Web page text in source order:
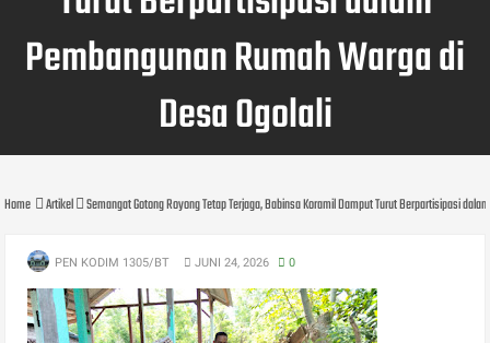
Pembangunan Rumah Warga di
Desa Ogolali
Home Artikel Semangat Gotong Royong Tetap Terjaga, Babinsa Koramil Damput Turut Berpartisipasi
PEN KODIM 1305/BT JUNI 24, 2026 0